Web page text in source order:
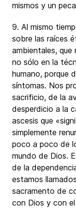
mismos y un
9. Al mismo
sobre las raíces
ambientales,
no sólo en la
humano, porque
síntomas. Nos
sacrificio, de la
desperdicio a la
ascesis que
simplemente
poco a poco de
mundo de Dios.
de la
estamos
sacramento de
con Dios y con el